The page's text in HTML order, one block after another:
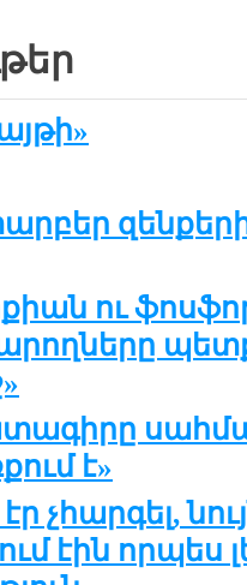
ու
է»
չհար­գել,
էին որ­պես